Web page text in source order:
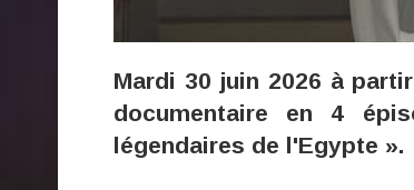
Mardi 30 juin 2026 à
documentaire en 4
légendaires de l'Egypte ».